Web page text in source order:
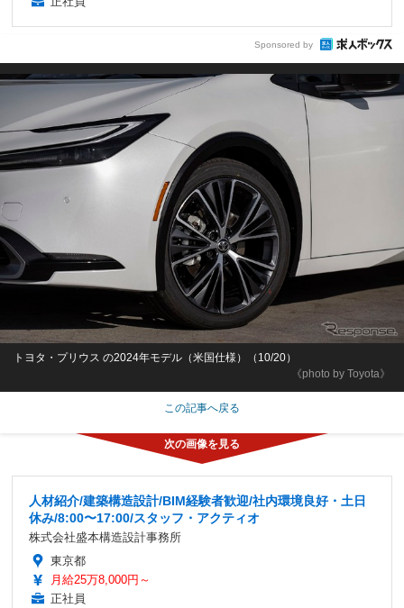
Sponsored by
《photo by Toyota》
トヨタ・プリウス の2024年モデル（米国仕様）（10/20）
この記事へ戻る
人材紹介/建築構造設計/BIM経験者歓迎/社内環境良好・土日
休み/8:00〜17:00/スタッフ・アクティオ
株式会社盛本構造設計事務所
東京都
月給25万8,000円～
正社員